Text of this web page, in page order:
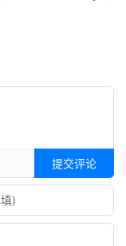
提交评论